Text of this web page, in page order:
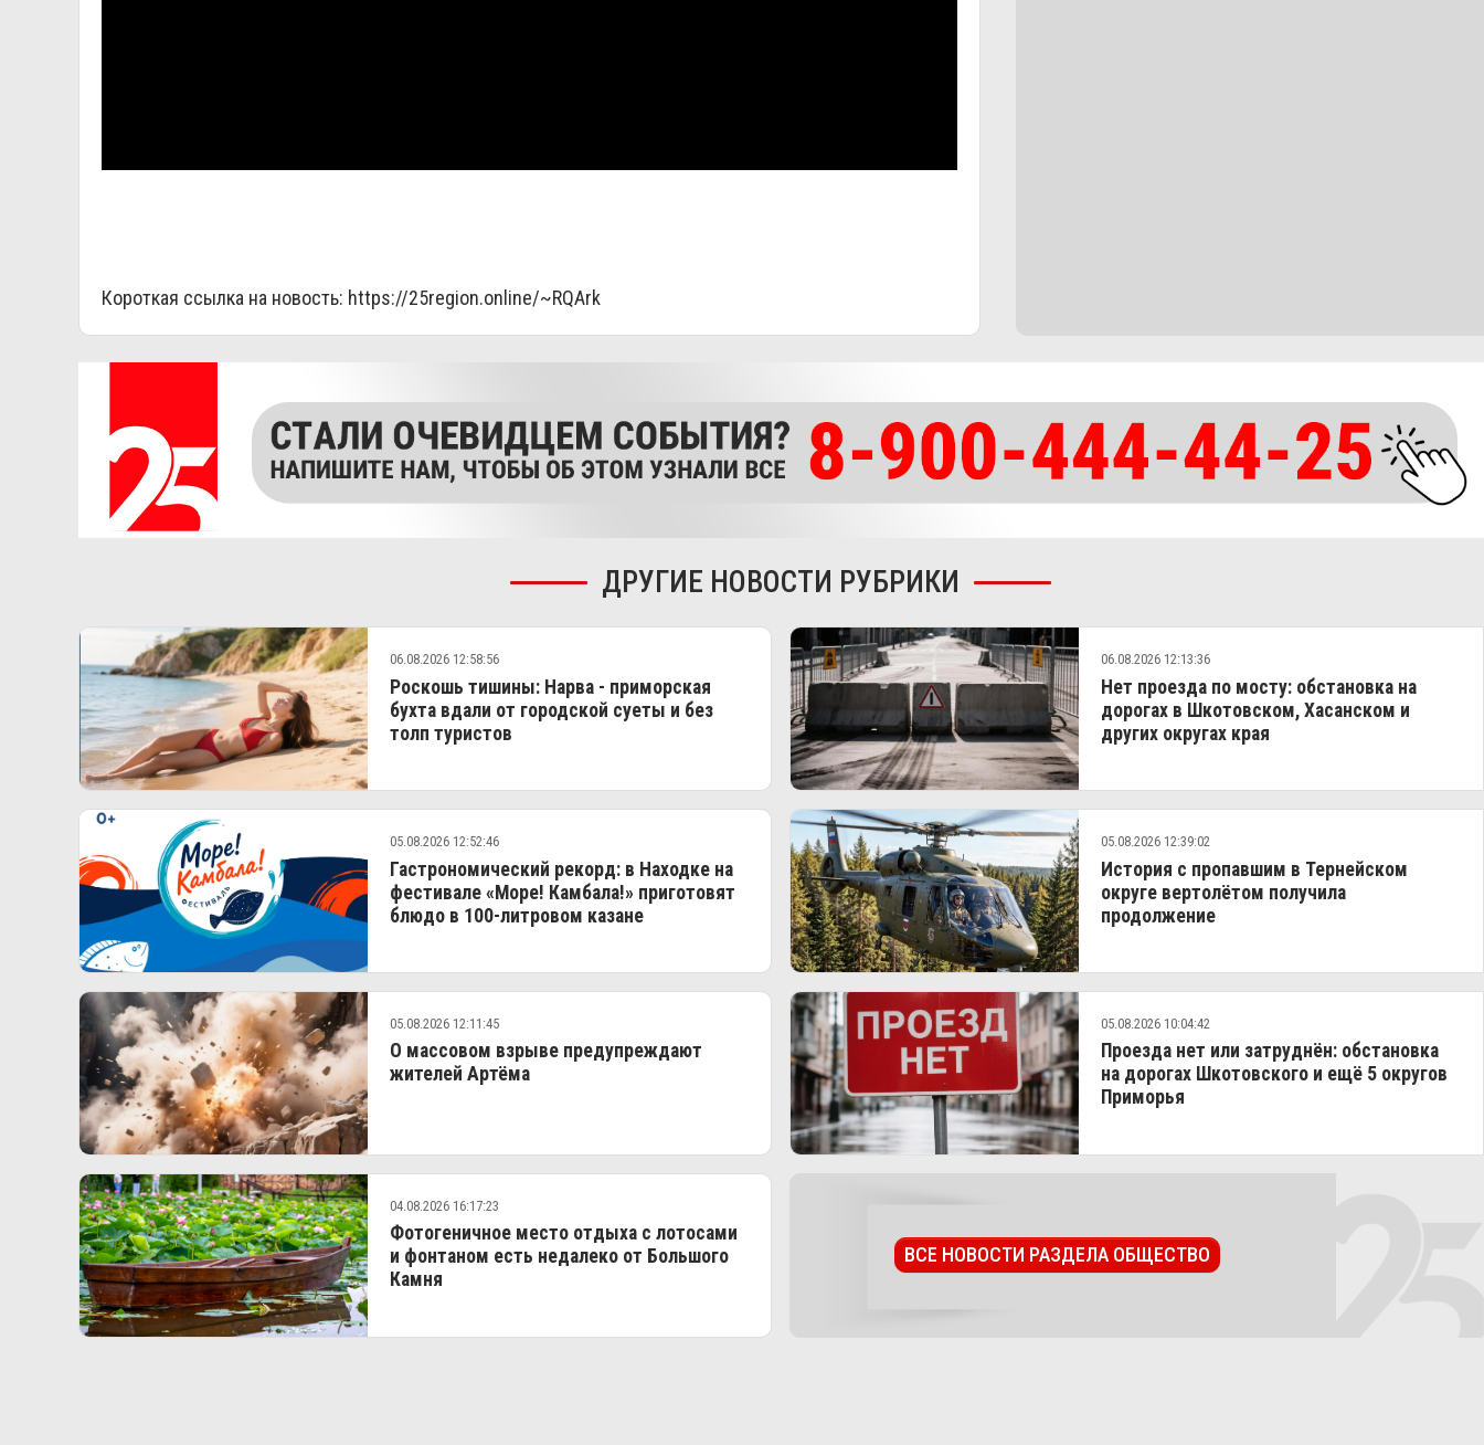
Короткая ссылка на новость: https://25region.online/~RQArk
ДРУГИЕ НОВОСТИ РУБРИКИ
06.08.2026 12:58:56
Роскошь тишины: Нарва - приморская
бухта вдали от городской суеты и без
толп туристов
06.08.2026 12:13:36
Нет проезда по мосту: обстановка на
дорогах в Шкотовском, Хасанском и
других округах края
05.08.2026 12:52:46
Гастрономический рекорд: в Находке на
фестивале «Море! Камбала!» приготовят
блюдо в 100-литровом казане
05.08.2026 12:39:02
История с пропавшим в Тернейском
округе вертолётом получила
продолжение
05.08.2026 12:11:45
О массовом взрыве предупреждают
жителей Артёма
05.08.2026 10:04:42
Проезда нет или затруднён: обстановка
на дорогах Шкотовского и ещё 5 округов
Приморья
04.08.2026 16:17:23
Фотогеничное место отдыха с лотосами
и фонтаном есть недалеко от Большого
Камня
ВСЕ НОВОСТИ РАЗДЕЛА ОБЩЕСТВО